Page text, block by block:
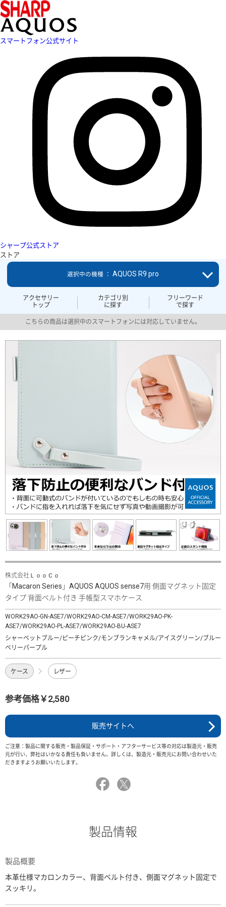
スマートフォン公式サイト
シャープ公式ストア
ストア
アクセサリー
トップ
カテゴリ別
に探す
フリーワード
で探す
選択中の機種 ： AQUOS R9 pro
こちらの商品は選択中のスマートフォンには対応していません。
株式会社ＬｏｏＣｏ
「Macaron Series」AQUOS AQUOS sense7用 側面マグネット固定
タイプ 背面ベルト付き 手帳型スマホケース
WORK29AO-GN-ASE7/WORK29AO-CM-ASE7/WORK29AO-PK-
ASE7/WORK29AO-PL-ASE7/WORK29AO-BU-ASE7
シャーベットブルー/ピーチピンク/モンブランキャメル/アイスグリーン/ブルー
ベリーパープル
ケース レザー
参考価格￥2,580
販売サイトへ
ご注意：製品に関する販売・製品保証・サポート・アフターサービス等の対応は製造元・販売
元が行い、弊社はいかなる責任も負いません。詳しくは、製造元・販売元にお問い合わせいた
だきますようお願いいたします。
製品情報
製品概要
本革仕様マカロンカラー、背面ベルト付き、側面マグネット固定で
スッキリ。